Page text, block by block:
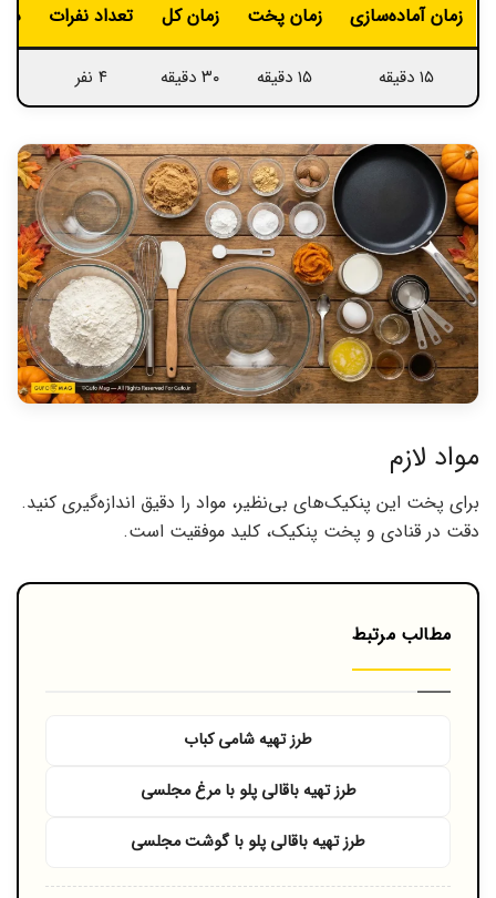
زمان آماده‌سازی زمان پخت زمان کل تعداد نفرات
۱۵ دقیقه ۱۵ دقیقه ۳۰ دقیقه ۴ نفر
مواد لازم
برای پخت این پنکیک‌های بی‌نظیر، مواد را دقیق اندازه‌گیری کنید.
دقت در قنادی و پخت پنکیک، کلید موفقیت است.
مطالب مرتبط
طرز تهیه شامی کباب
طرز تهیه باقالی پلو با مرغ مجلسی
طرز تهیه باقالی پلو با گوشت مجلسی